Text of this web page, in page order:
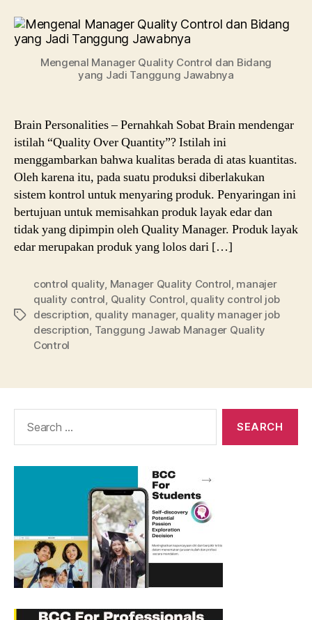
dan
di
Perusahaan
Mengenal Manager Quality Control dan Bidang
yang Jadi Tanggung Jawabnya
Brain Personalities – Pernahkah Sobat Brain mendengar
istilah “Quality Over Quantity”? Istilah ini
menggambarkan bahwa kualitas berada di atas kuantitas.
Oleh karena itu, pada suatu produksi diberlakukan
sistem kontrol untuk menyaring produk. Penyaringan ini
bertujuan untuk memisahkan produk layak edar dan
tidak yang dipimpin oleh Quality Manager. Produk layak
edar merupakan produk yang lolos dari […]
Tags
control quality Manager Quality Control manajer
quality control Quality Control quality control job
description quality manager, quality manager job
description Tanggung Jawab Manager Quality
Control